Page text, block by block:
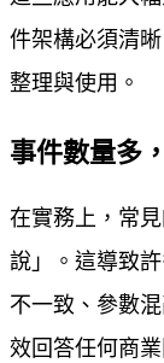
件架構必須清
整理與使用。
事件數量多
在實務上，常
說」。這導致
不一致、參數
效回答任何商